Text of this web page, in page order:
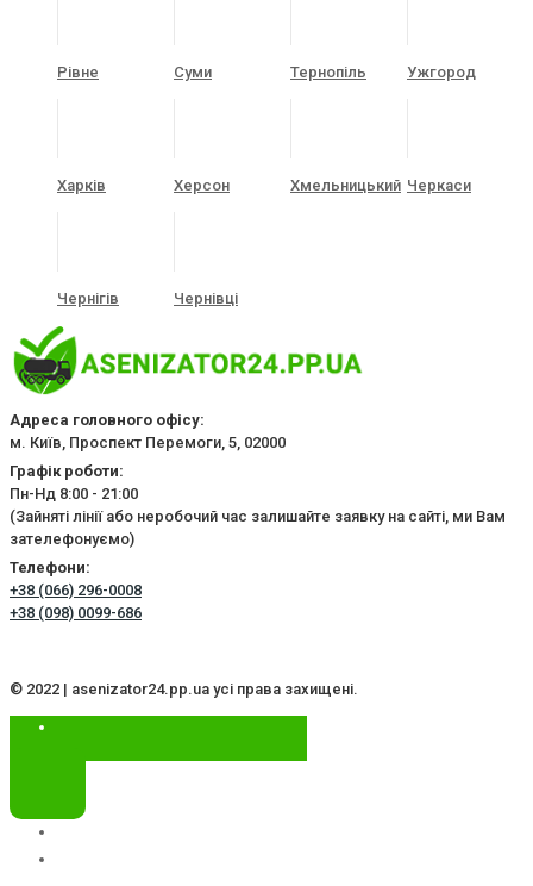
Рівне Суми Тернопіль Ужгород
Харків Херсон Хмельницький Черкаси
Чернігів Чернівці
Адреса головного офісу:
м. Київ, Проспект Перемоги, 5, 02000
Графік роботи:
Пн-Нд 8:00 - 21:00
(Зайняті лінії або неробочий час залишайте заявку на сайті, ми Вам
зателефонуємо)
Телефони:
+38 (066) 296-0008
+38 (098) 0099-686
© 2022 | asenizator24.pp.ua усі права захищені.